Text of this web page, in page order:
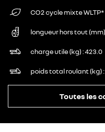
CO2 cycle mixte
longueur hors tout (mm)
charge utile (kg) 423.0
poids total roulant (kg)
Toutes les